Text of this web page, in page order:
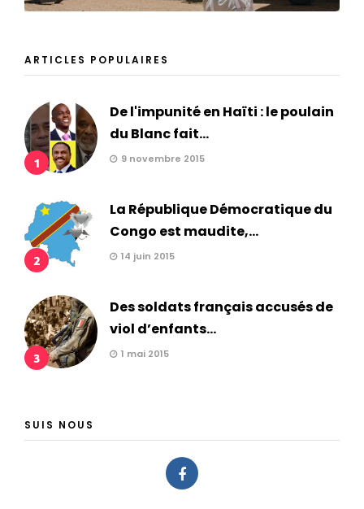
ARTICLES POPULAIRES
1
De l'impunité en Haïti : le poulain
du Blanc fait...
9 novembre 2015
2
La République Démocratique du
Congo est maudite,...
14 juin 2015
3
Des soldats français accusés de
viol d’enfants...
1 mai 2015
SUIS NOUS